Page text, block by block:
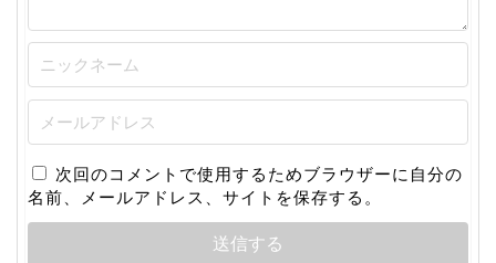
次回のコメントで使用するためブラウザーに自分の
名前、メールアドレス、サイトを保存する。